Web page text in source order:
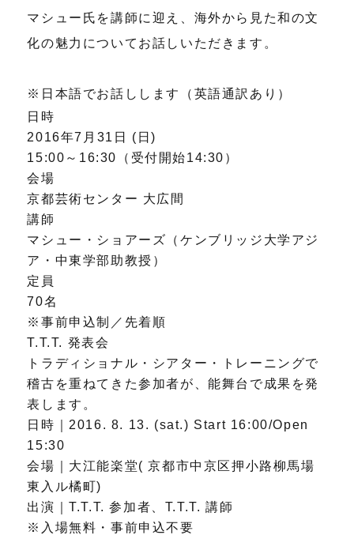
マシュー氏を講師に迎え、海外から見た和の文
化の魅力についてお話しいただきます。
※日本語でお話しします（英語通訳あり）
日時
2016年7月31日 (日)
15:00～16:30（受付開始14:30）
会場
京都芸術センター 大広間
講師
マシュー・ショアーズ（ケンブリッジ大学アジ
ア・中東学部助教授）
定員
70名
※事前申込制／先着順
T.T.T. 発表会
トラディショナル・シアター・トレーニングで
稽古を重ねてきた参加者が、能舞台で成果を発
表します。
日時｜2016. 8. 13. (sat.) Start 16:00/Open
15:30
会場｜大江能楽堂( 京都市中京区押小路柳馬場
東入ル橘町)
出演｜T.T.T. 参加者、T.T.T. 講師
※入場無料・事前申込不要